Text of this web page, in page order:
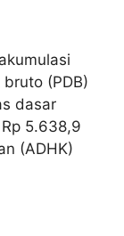
(PDB)
dasar
5.638,9
(ADHK)